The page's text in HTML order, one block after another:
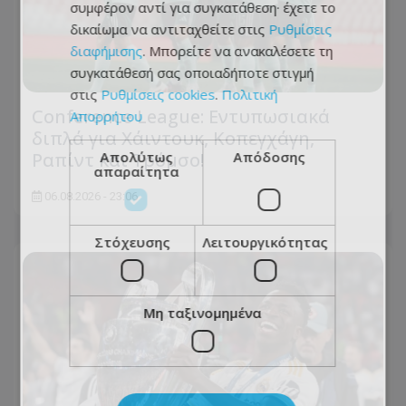
Conference League: Εντυπωσιακά
διπλά για Χάιντουκ, Κοπεγχάγη,
Ραπίντ και Τρόμσο!
06.08.2026 - 23:06
συμφέρον αντί για συγκατάθεση· έχετε το
δικαίωμα να αντιταχθείτε στις Ρυθμίσεις
διαφήμισης. Μπορείτε να ανακαλέσετε τη
συγκατάθεσή σας οποιαδήποτε στιγμή
στις Ρυθμίσεις cookies. Πολιτική
Απορρήτου
Απολύτως
απαραίτητα
Απόδοσης
Στόχευσης Λειτουργικότητας
Μη ταξινομημένα